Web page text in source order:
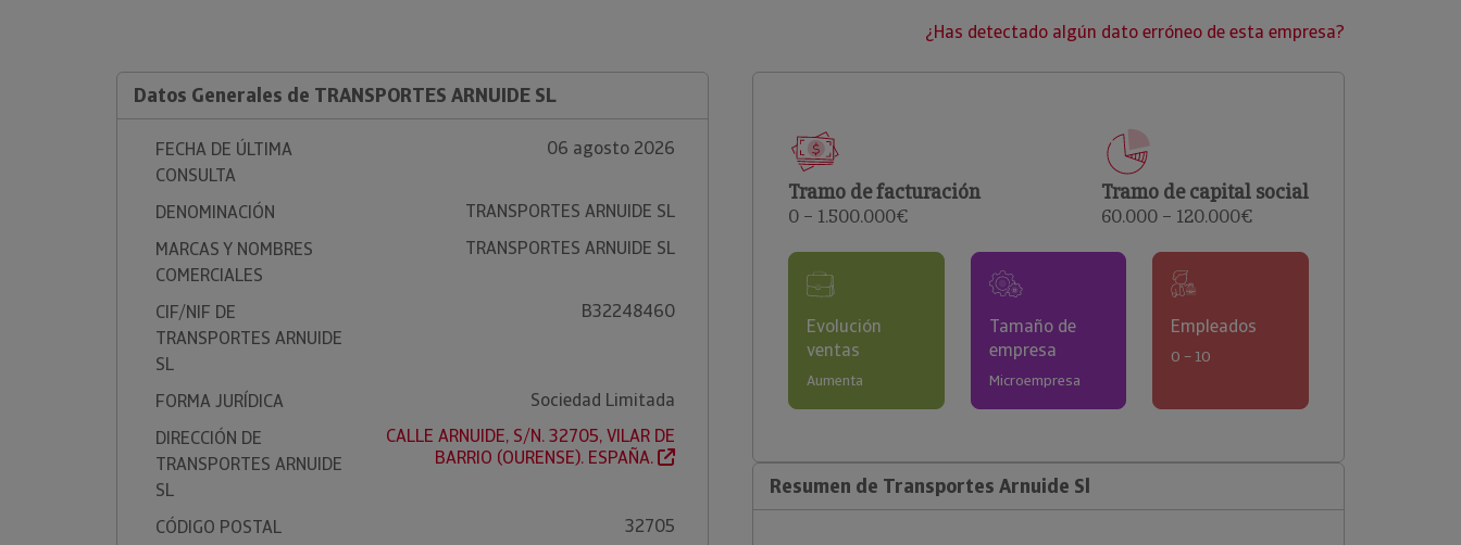
clientes.
¿Has detectado algún dato erróneo de esta empresa?
Datos Generales de TRANSPORTES ARNUIDE SL
FECHA DE ÚLTIMA
CONSULTA
06 agosto 2026
DENOMINACIÓN
TRANSPORTES ARNUIDE SL
MARCAS Y NOMBRES
COMERCIALES
TRANSPORTES ARNUIDE SL
CIF/NIF DE
TRANSPORTES ARNUIDE
SL
B32248460
FORMA JURÍDICA
Sociedad Limitada
DIRECCIÓN DE
TRANSPORTES ARNUIDE
SL
CALLE ARNUIDE, S/N. 32705, VILAR DE
BARRIO (OURENSE). ESPAÑA.
CÓDIGO POSTAL
32705
Tramo de facturación
0 – 1.500.000€
Tramo de capital social
60.000 – 120.000€
Evolución
ventas
Aumenta
Tamaño de
empresa
Microempresa
Empleados
0 – 10
Resumen de Transportes Arnuide Sl